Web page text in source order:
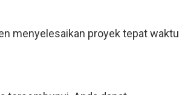
menyelesaikan proyek tepat waktu